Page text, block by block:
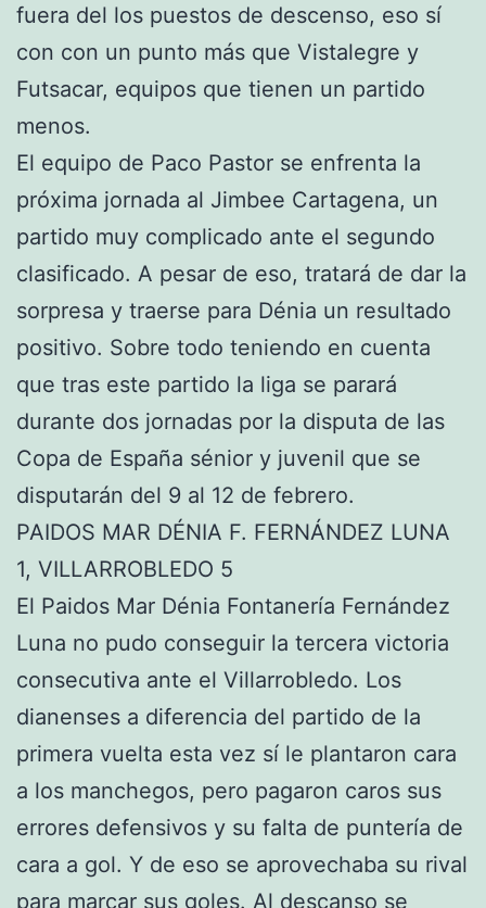
fuera del los puestos de descenso, eso sí
con con un punto más que Vistalegre y
Futsacar, equipos que tienen un partido
menos.
El equipo de Paco Pastor se enfrenta la
próxima jornada al Jimbee Cartagena, un
partido muy complicado ante el segundo
clasificado. A pesar de eso, tratará de dar la
sorpresa y traerse para Dénia un resultado
positivo. Sobre todo teniendo en cuenta
que tras este partido la liga se parará
durante dos jornadas por la disputa de las
Copa de España sénior y juvenil que se
disputarán del 9 al 12 de febrero.
PAIDOS MAR DÉNIA F. FERNÁNDEZ LUNA
1, VILLARROBLEDO 5
El Paidos Mar Dénia Fontanería Fernández
Luna no pudo conseguir la tercera victoria
consecutiva ante el Villarrobledo. Los
dianenses a diferencia del partido de la
primera vuelta esta vez sí le plantaron cara
a los manchegos, pero pagaron caros sus
errores defensivos y su falta de puntería de
cara a gol. Y de eso se aprovechaba su rival
para marcar sus goles. Al descanso se